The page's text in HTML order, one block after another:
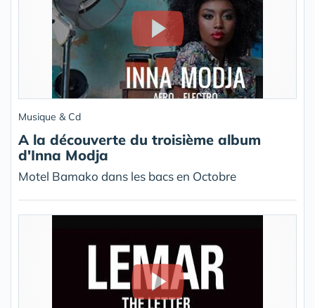
Musique & Cd
A la découverte du troisième album
d'Inna Modja
Motel Bamako dans les bacs en Octobre